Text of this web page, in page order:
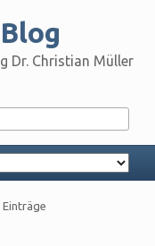
Dr. Christian Müller
Einträge